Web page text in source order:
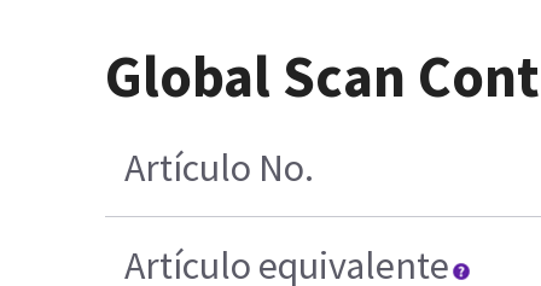
Global Scan
Artículo No.
Artículo equivalente